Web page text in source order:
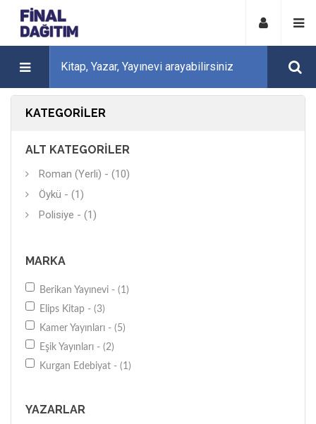
KATEGORILER
ALT KATEGORILER
Roman (Yerli) - (10)
Öykü - (1)
Polisiye - (1)
MARKA
Berikan Yayınevi - (1)
Elips Kitap - (3)
Kamer Yayınları - (5)
Eşik Yayınları - (2)
Kurgan Edebiyat - (1)
YAZARLAR